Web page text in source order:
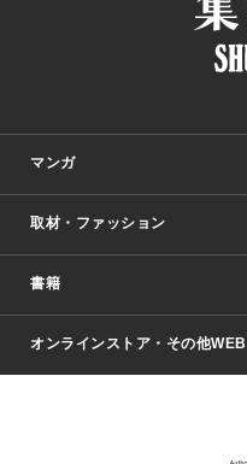
マンガ
少年マンガ
Vジャンプ
週刊ヤングジャンプ
取材・ファッション
Seventeen
芸能・情報・スポーツ
書籍
文芸・文庫・総合
オンラインストア・その他